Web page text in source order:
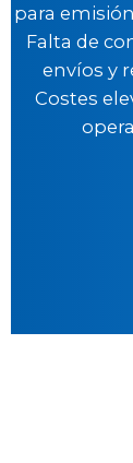
para
Falta de
envíos y
Costes